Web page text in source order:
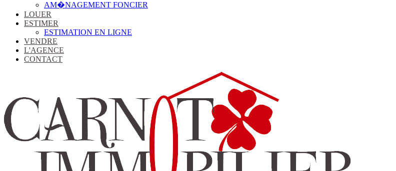
AM�NAGEMENT FONCIER
LOUER
ESTIMER
ESTIMATION EN LIGNE
VENDRE
L'AGENCE
CONTACT